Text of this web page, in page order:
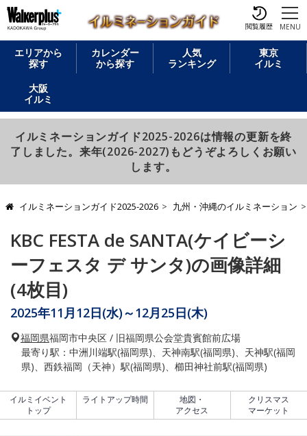
閲覧履歴 MENU
エリアから
探す
カレンダー
から探す
人気
ランキング
東京
イルミ
大阪
イルミ
イルミネーションガイド2025-2026は情報の更新を終
了しました。来年(2026-2027)もどうぞよろしくお願い
します。
イルミネーションガイド2025-2026 九州・沖縄のイルミネーション
KBC FESTA de SANTA(ケイビーシ
ーフェスタ デ サンタ)の画像詳細
(4枚目)
2025年11月12日(水)～12月25日(木)
福岡県福岡市中央区 / 旧福岡県公会堂貴賓館前広場
最寄り駅：中洲川端駅(福岡県)、天神南駅(福岡県)、天神駅(福岡
県)、西鉄福岡（天神）駅(福岡県)、櫛田神社前駅(福岡県)
イルミイベント
トップ
ライトアップ時間
地図・
アクセス
クリスマス
マーケット